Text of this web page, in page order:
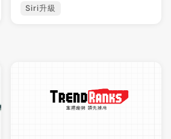
Siri升級